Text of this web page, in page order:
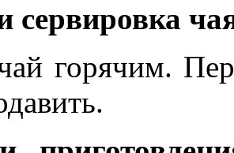
сервировка
горячим.